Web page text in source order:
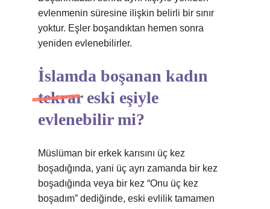
evlenmenin süresine ilişkin belirli bir sınır
yoktur. Eşler boşandıktan hemen sonra
yeniden evlenebilirler.
İslamda boşanan kadın
tekrar eski eşiyle
evlenebilir mi?
Müslüman bir erkek karısını üç kez
boşadığında, yani üç ayrı zamanda bir kez
boşadığında veya bir kez “Onu üç kez
boşadım” dediğinde, eski evlilik tamamen